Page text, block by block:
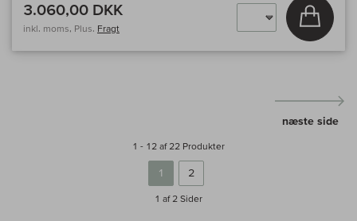
3.060,00 DKK
inkl. moms, Plus. Fragt
Læg i
1 - 12 af 22 Produkter
1 2
næste side
1 af 2 Sider